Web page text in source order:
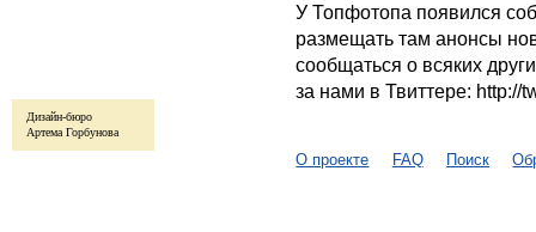
Дизайн-бюро
Артема Горбунова
У Топфотопа появился
размещать там анонсы
сообщаться о всяких
за нами в Твиттере: http://
О проекте FAQ Поиск